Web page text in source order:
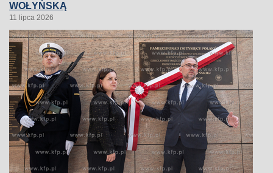
WOŁYŃSKĄ
11 lipca 2026